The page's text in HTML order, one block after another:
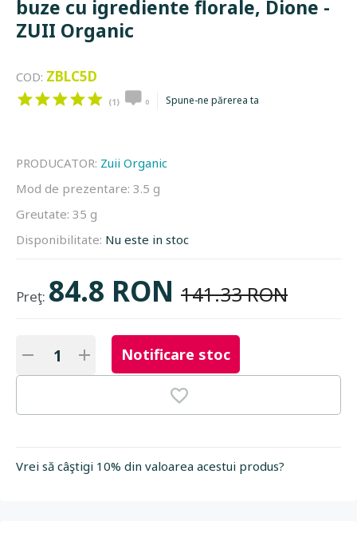
buze cu igrediente florale, Dione -
ZUII Organic
COD: ZBLC5D
(1) 0 Spune-ne părerea ta
PRODUCATOR: Zuii Organic
Mod de prezentare: 3.5 g
Greutate: 35 g
Disponibilitate: Nu este in stoc
Preţ: 84.8 RON 141.33 RON
Notificare stoc
Vrei să câştigi 10% din valoarea acestui produs?